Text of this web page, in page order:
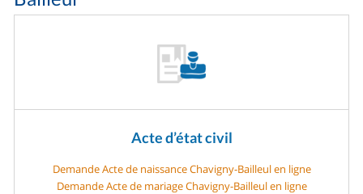
Acte d’état civil
Demande Acte de naissance Chavigny-Bailleul en ligne
Demande Acte de mariage Chavigny-Bailleul en ligne